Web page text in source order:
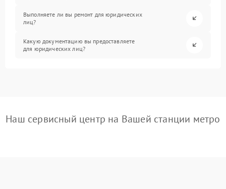
Выполняете ли вы ремонт для юридических
лиц?
Какую документацию вы предоставляете
для юридических лиц?
Наш сервисный центр на Вашей станции метро